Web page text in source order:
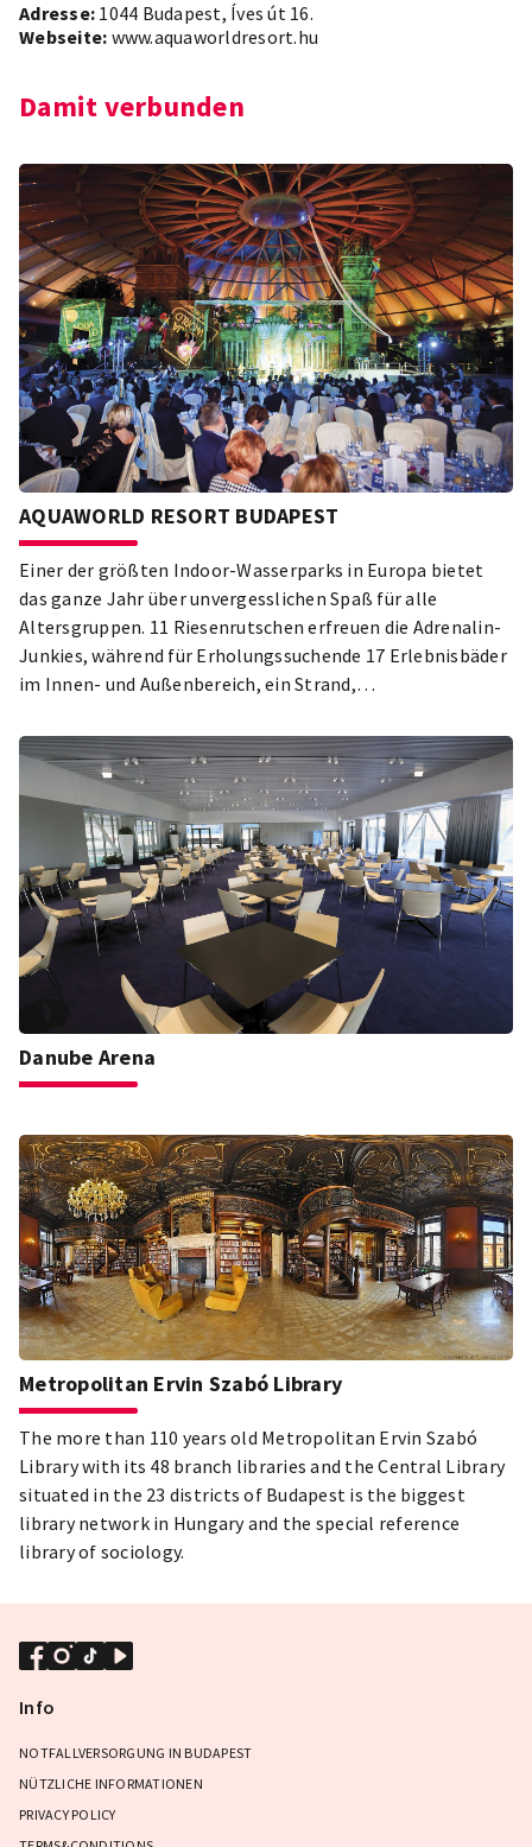
Adresse: 1044 Budapest, Íves út 16.
Webseite: www.aquaworldresort.hu
Damit verbunden
AQUAWORLD RESORT BUDAPEST
Einer der größten Indoor-Wasserparks in Europa bietet
das ganze Jahr über unvergesslichen Spaß für alle
Altersgruppen. 11 Riesenrutschen erfreuen die Adrenalin-
Junkies, während für Erholungssuchende 17 Erlebnisbäder
im Innen- und Außenbereich, ein Strand,
zur Verfügung stehen.
Danube Arena
Metropolitan Ervin Szabó Library
The more than 110 years old Metropolitan Ervin Szabó
Library with its 48 branch libraries and the Central Library
situated in the 23 districts of Budapest is the biggest
library network in Hungary and the special reference
library of sociology.
Info
NOTFALLVERSORGUNG IN BUDAPEST
NÜTZLICHE INFORMATIONEN
PRIVACY POLICY